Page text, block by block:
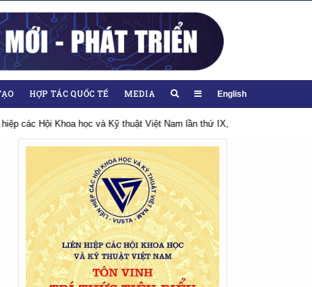
HỢP TÁC QUỐC TẾ MEDIA English
2031 Hướng tới Đại hội lần thứ XIV của Đảng